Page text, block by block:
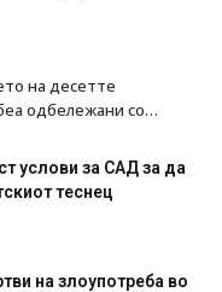
на десетте
одбележани со…
услови за САД за да
теснец
на злоупотреба во